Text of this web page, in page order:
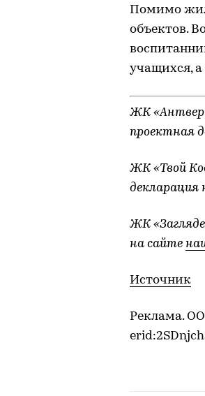
Помимо
объектов.
учащихся,
ЖК
проектная
ЖК «Твой
декларация
ЖК
на сайте
Источник
Реклама.